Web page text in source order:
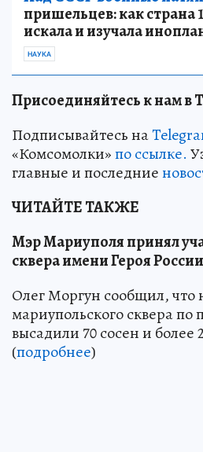
пришельцев: как страна
искала и изучала
НАУКА
Присоединяйтесь к нам в
Подписывайтесь на
«Комсомолки»по ссылке.
главные и последние
ЧИТАЙТЕ ТАКЖЕ
Мэр Мариуполя принял
сквера имени Героя
Олег Моргун сообщил, что
мариупольского сквера по
высадили 70 сосен и более
(подробнее)